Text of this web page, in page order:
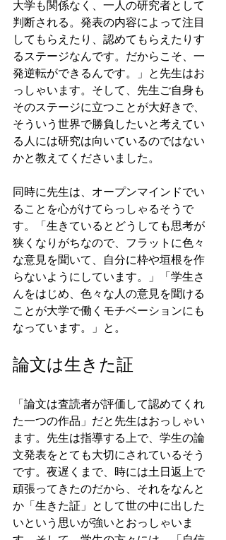
大学も関係なく、一人の研究者として
判断される。発表の内容によって注目
してもらえたり、認めてもらえたりす
るステージなんです。だからこそ、一
発逆転ができるんです。」と先生はお
っしゃいます。そして、先生ご自身も
そのステージに立つことが大好きで、
そういう世界で勝負したいと考えてい
る人には研究は向いているのではない
かと教えてくださいました。
同時に先生は、オープンマインドでい
ることを心がけてらっしゃるそうで
す。「生きているとどうしても思考が
狭くなりがちなので、フラットに色々
な意見を聞いて、自分に枠や垣根を作
らないようにしています。」「学生さ
んをはじめ、色々な人の意見を聞ける
ことが大学で働くモチベーションにも
なっています。」と。
論文は生きた証
「論文は査読者が評価して認めてくれ
た一つの作品」だと先生はおっしゃい
ます。先生は指導する上で、学生の論
文発表をとても大切にされているそう
です。夜遅くまで、時には土日返上で
頑張ってきたのだから、それをなんと
か「生きた証」として世の中に出した
いという思いが強いとおっしゃいま